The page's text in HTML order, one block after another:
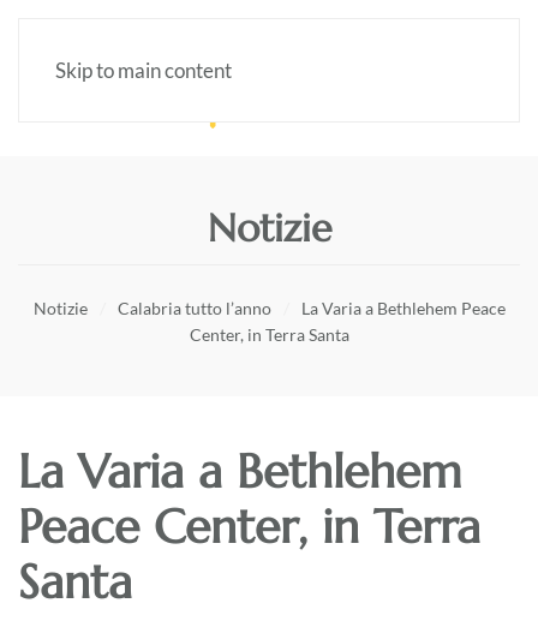
Skip to main content
Notizie
Notizie Calabria tutto l’anno
La Varia a Bethlehem Peace
Center, in Terra Santa
La Varia a Bethlehem
Peace Center, in Terra
Santa